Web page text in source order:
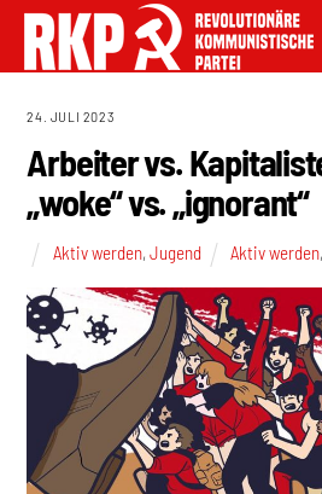
24. JULI 2023
Arbeiter vs.
„woke“ vs. „ignorant“
Aktiv werden, Jugend Aktiv werden,